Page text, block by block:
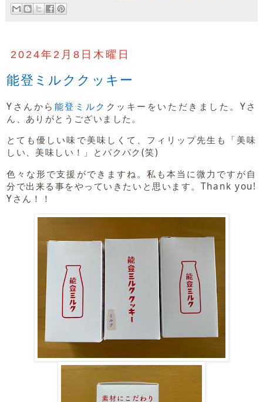
2024年2月8日木曜日
能登ミルククッキー
Yさんから 能登ミルク クッキーをいただきました。Yさ
ん、ありがとうございました。
とても優しい味で美味しくて、フィリップ先生も「美味
しい、美味しい！」とパクパク(笑)
色々な形で支援ができますね。私も本当に微力ですが自
分で出来る事をやっていきたいと思います。Thank you!
Yさん！！